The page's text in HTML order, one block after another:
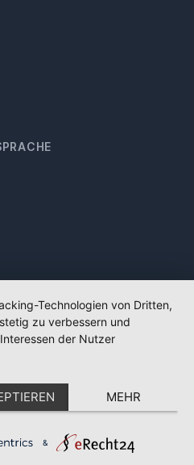
Technologien von Dritten,
zu verbessern und
der Nutzer
MEHR
&